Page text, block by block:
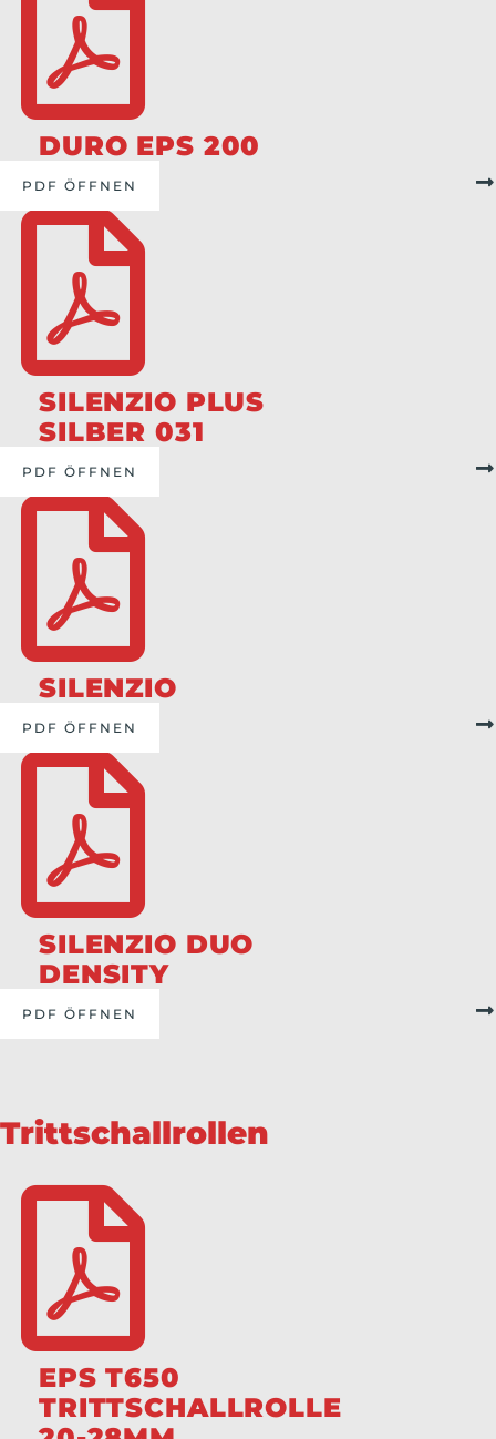
DURO EPS 200
PDF ÖFFNEN
SILENZIO PLUS
SILBER 031
PDF ÖFFNEN
SILENZIO
PDF ÖFFNEN
SILENZIO DUO
DENSITY
PDF ÖFFNEN
Trittschallrollen
EPS T650
TRITTSCHALLROLLE